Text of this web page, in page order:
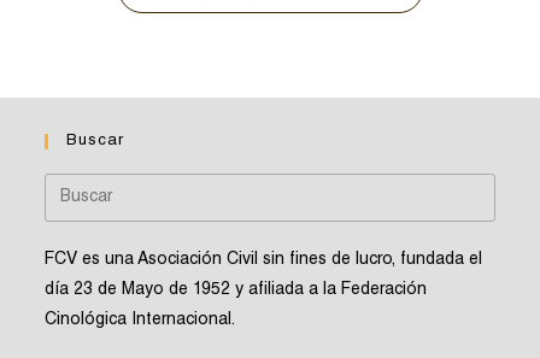
Buscar
FCV es una Asociación Civil sin fines de lucro, fundada el
día 23 de Mayo de 1952 y afiliada a la Federación
Cinológica Internacional.